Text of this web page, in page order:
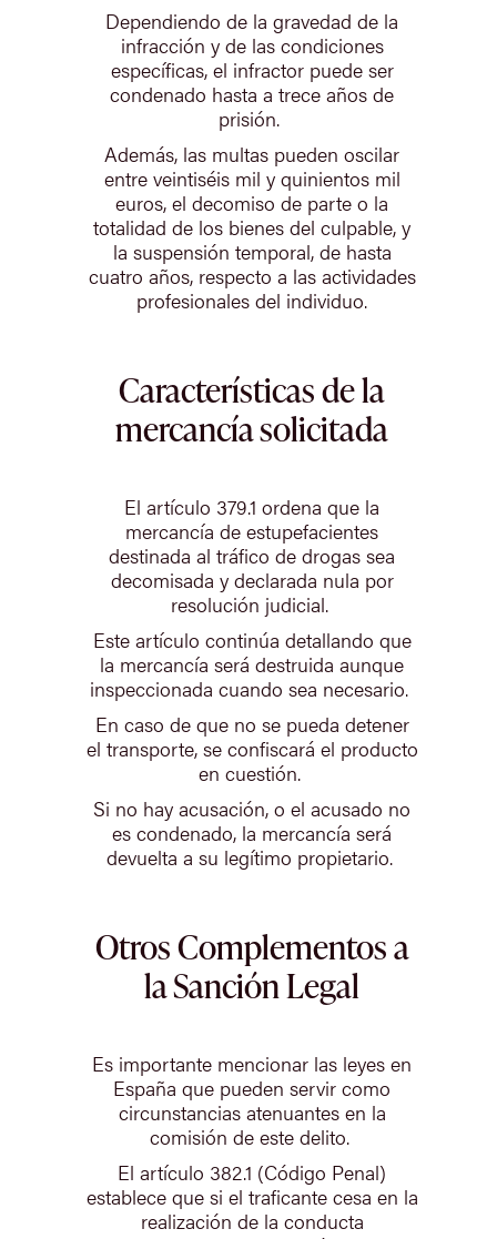
Dependiendo de la gravedad de la
infracción y de las condiciones
específicas, el infractor puede ser
condenado hasta a trece años de
prisión.
Además, las multas pueden oscilar
entre veintiséis mil y quinientos mil
euros, el decomiso de parte o la
totalidad de los bienes del culpable, y
la suspensión temporal, de hasta
cuatro años, respecto a las actividades
profesionales del individuo.
Características de la
mercancía solicitada
El artículo 379.1 ordena que la
mercancía de estupefacientes
destinada al tráfico de drogas sea
decomisada y declarada nula por
resolución judicial.
Este artículo continúa detallando que
la mercancía será destruida aunque
inspeccionada cuando sea necesario.
En caso de que no se pueda detener
el transporte, se confiscará el producto
en cuestión.
Si no hay acusación, o el acusado no
es condenado, la mercancía será
devuelta a su legítimo propietario.
Otros Complementos a
la Sanción Legal
Es importante mencionar las leyes en
España que pueden servir como
circunstancias atenuantes en la
comisión de este delito.
El artículo 382.1 (Código Penal)
establece que si el traficante cesa en la
realización de la conducta